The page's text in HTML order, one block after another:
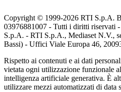
Copyright © 1999-2026 RTI S.p.A.
03976881007 - Tutti i diritti riservati
S.p.A. - RTI S.p.A., Mediaset N.V.,
Bassi) - Uffici Viale Europa 46,
Rispetto ai contenuti e ai dati
vietata ogni utilizzazione funzionale
intelligenza artificiale generativa. È
utilizzare mezzi automatizzati di data